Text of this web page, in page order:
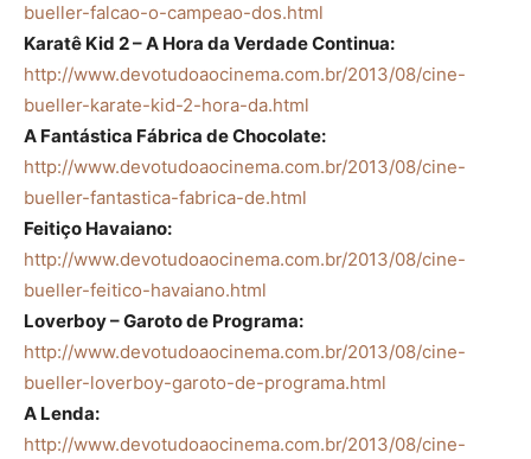
bueller-falcao-o-campeao-dos.html
Karatê Kid 2 – A Hora da Verdade Continua:
http://www.devotudoaocinema.com.br/2013/08/cine-
bueller-karate-kid-2-hora-da.html
A Fantástica Fábrica de Chocolate:
http://www.devotudoaocinema.com.br/2013/08/cine-
bueller-fantastica-fabrica-de.html
Feitiço Havaiano:
http://www.devotudoaocinema.com.br/2013/08/cine-
bueller-feitico-havaiano.html
Loverboy – Garoto de Programa:
http://www.devotudoaocinema.com.br/2013/08/cine-
bueller-loverboy-garoto-de-programa.html
A Lenda:
http://www.devotudoaocinema.com.br/2013/08/cine-